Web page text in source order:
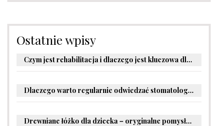
Ostatnie wpisy
Czym jest rehabilitacja i dlaczego jest kluczowa dla powrotu do zdrowia?
Dlaczego warto regularnie odwiedzać stomatologa?
Drewniane łóżko dla dziecka – oryginalne pomysły na aranżację pokoju malucha